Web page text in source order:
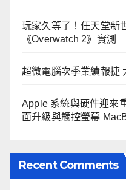
玩家久等了！任天堂新
《Overwatch 2》實測
超微電腦次季業績報捷
Apple 系統與硬件迎來
面升級與觸控螢幕
Recent Comments